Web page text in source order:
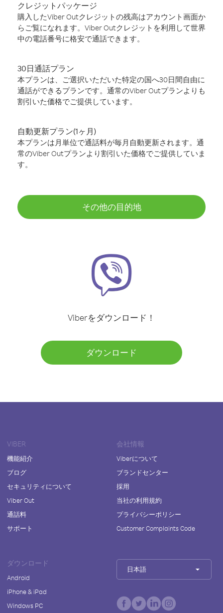
クレジットパッケージ
購入したViber Outクレジットの残高はアカウント画面か
らご覧になれます。Viber Outクレジットを利用して世界
中の電話番号に格安で通話できます。
30日通話プラン
本プランは、ご選択いただいた特定の国へ30日間自由に
通話ができるプランです。通常のViber Outプランよりも
割引いた価格でご提供しています。
自動更新プラン(1ヶ月)
本プランは月単位で通話料が毎月自動更新されます。通
常のViber Outプランより割引いた価格でご提供していま
す。
その他の目的地
Viberをダウンロード！
ダウンロード
VIBER
機能紹介
ブログ
セキュリティについて
Viber Out
通話料
サポート
会社情報
Viberについて
ブランドセンター
採用
当社の利用規約
プライバシーポリシー
Customer Complaints Code
ダウンロード
Android
iPhone & iPad
Windows PC
日本語